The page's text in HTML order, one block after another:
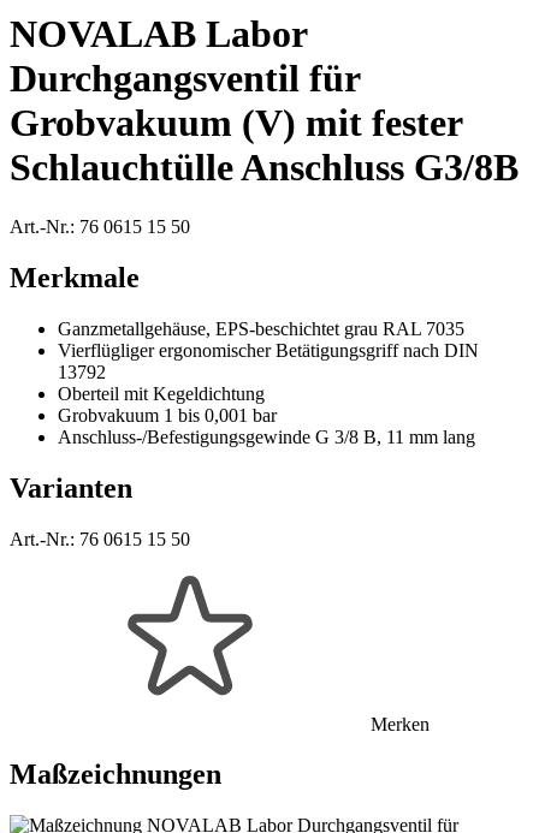
NOVALAB Labor
Durchgangsventil für
Grobvakuum (V) mit fester
Schlauchtülle Anschluss G3/8B
Art.-Nr.: 76 0615 15 50
Merkmale
Ganzmetallgehäuse, EPS-beschichtet grau RAL 7035
Vierflügliger ergonomischer Betätigungsgriff nach DIN
13792
Oberteil mit Kegeldichtung
Grobvakuum 1 bis 0,001 bar
Anschluss-/Befestigungsgewinde G 3/8 B, 11 mm lang
Varianten
Art.-Nr.: 76 0615 15 50
Merken
Maßzeichnungen